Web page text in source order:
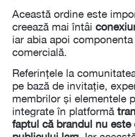
Această ordine este
creează mai întâi
iar abia apoi
comercială.
Referințele la
pe bază de invitație,
membrilor și elementele
integrate în platformă
faptul că brandul nu este